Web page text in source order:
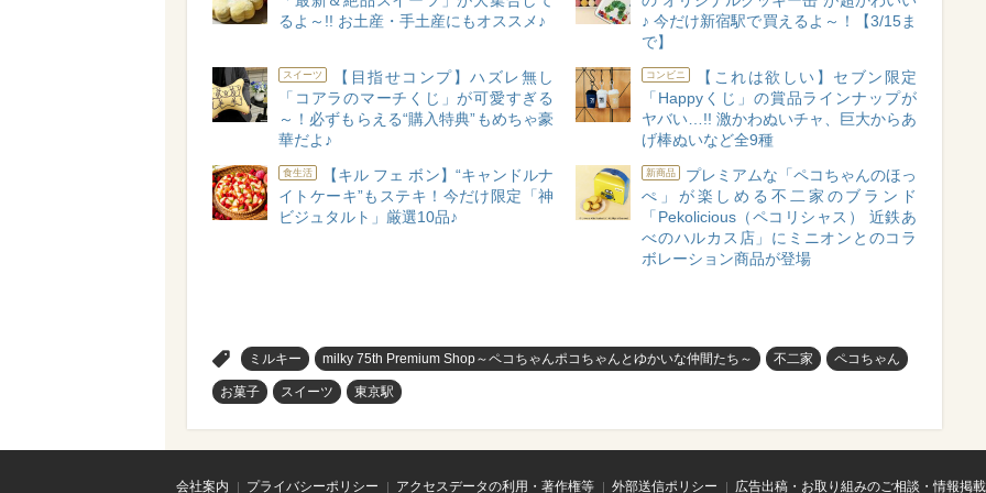
るよ～!! お土産・手土産にもオススメ♪
♪ 今だけ新宿駅で買えるよ～！【3/15ま
で】
スイーツ
【目指せコンプ】ハズレ無し
「コアラのマーチくじ」が可愛すぎる
～！必ずもらえる“購入特典”もめちゃ豪
華だよ♪
コンビニ
【これは欲しい】セブン限定
「Happyくじ」の賞品ラインナップが
ヤバい…!! 激かわぬいチャ、巨大からあ
げ棒ぬいなど全9種
食生活
【キル フェ ボン】“キャンドルナ
イトケーキ”もステキ！今だけ限定「神
ビジュタルト」厳選10品♪
新商品
プレミアムな「ペコちゃんのほっ
ぺ」が楽しめる不二家のブランド
「Pekolicious（ペコリシャス） 近鉄あ
べのハルカス店」にミニオンとのコラ
ボレーション商品が登場
ミルキー milky 75th Premium Shop～ペコちゃんポコちゃんとゆかいな仲間たち～ 不二家 ペコちゃん
お菓子 スイーツ 東京駅
会社案内 プライバシーポリシー アクセスデータの利用・著作権等 外部送信ポリシー 広告出稿・お取り組みのご相談・情報掲